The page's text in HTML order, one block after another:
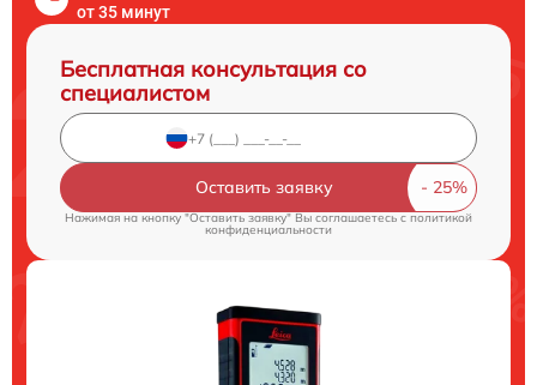
от 35 минут
Бесплатная консультация со
специалистом
Оставить заявку
Нажимая на кнопку "Оставить заявку" Вы соглашаетесь cполитикой
конфиденциальности